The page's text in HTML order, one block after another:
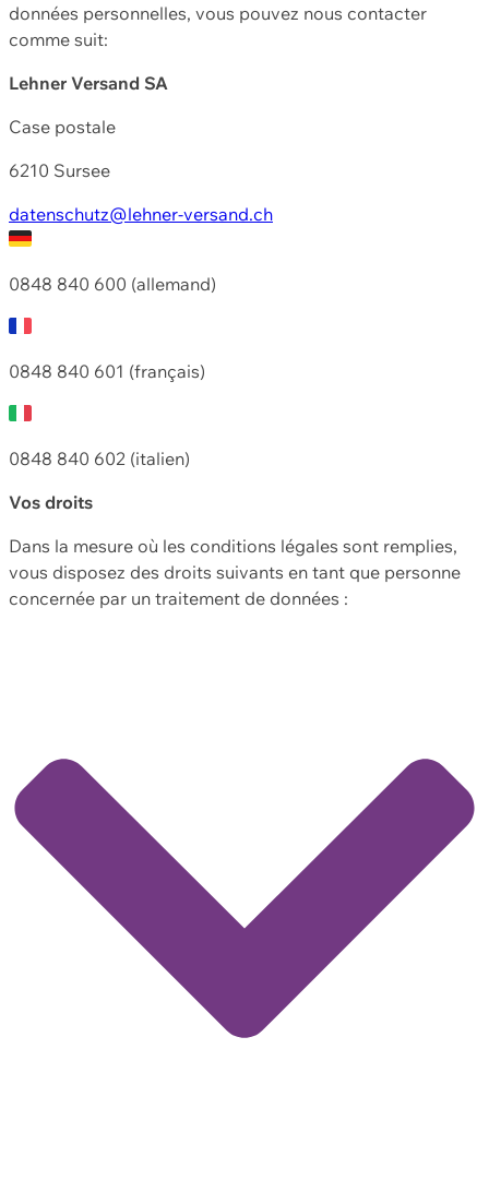
données personnelles, vous pouvez nous contacter
comme suit:
Lehner Versand SA
Case postale
6210 Sursee
datenschutz@lehner-versand.ch
0848 840 600 (allemand)
0848 840 601 (français)
0848 840 602 (italien)
Vos droits
Dans la mesure où les conditions légales sont remplies,
vous disposez des droits suivants en tant que personne
concernée par un traitement de données :